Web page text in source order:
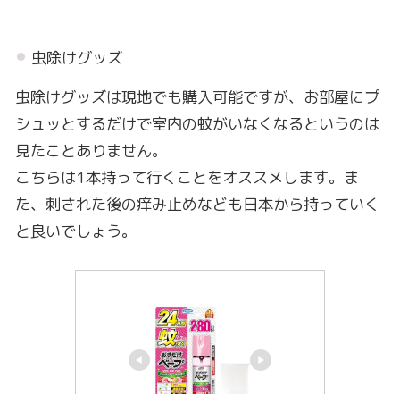
虫除けグッズ
虫除けグッズは現地でも購入可能ですが、お部屋にプ
シュッとするだけで室内の蚊がいなくなるというのは
見たことありません。
こちらは1本持って行くことをオススメします。ま
た、刺された後の痒み止めなども日本から持っていく
と良いでしょう。